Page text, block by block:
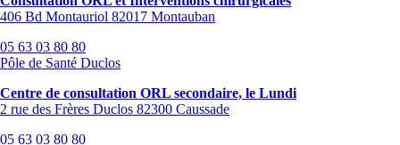
406 Bd Montauriol 82017 Montauban
05 63 03 80 80
Pôle de Santé Duclos
Centre de consultation ORL secondaire, le Lundi
2 rue des Frères Duclos 82300 Caussade
05 63 03 80 80